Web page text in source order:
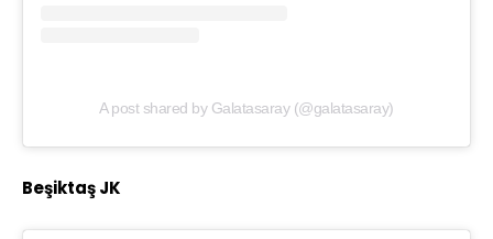
A post shared by Galatasaray (@galatasaray)
Beşiktaş JK